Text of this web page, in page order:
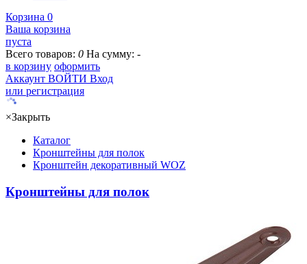
Корзина 0
Ваша корзина
пуста
Всего товаров: 0 На сумму: -
в корзину оформить
Аккаунт ВОЙТИ Вход
или регистрация
×Закрыть
Каталог
Кронштейны для полок
Кронштейн декоративный WOZ
Кронштейны для полок